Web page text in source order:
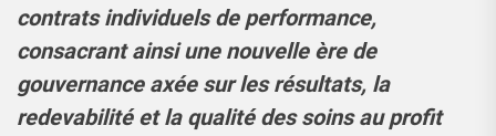
contrats individuels de performance,
consacrant ainsi une nouvelle ère de
gouvernance axée sur les résultats, la
redevabilité et la qualité des soins au profit